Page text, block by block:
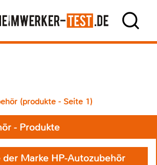
(produkte - Seite 1)
- Produkte
Marke HP-Autozubehör